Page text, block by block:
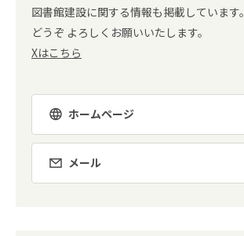
図書館建設に関する情報も掲載しています。
どうぞ よろしくお願いいたします。
Xはこちら
ホームページ
メール